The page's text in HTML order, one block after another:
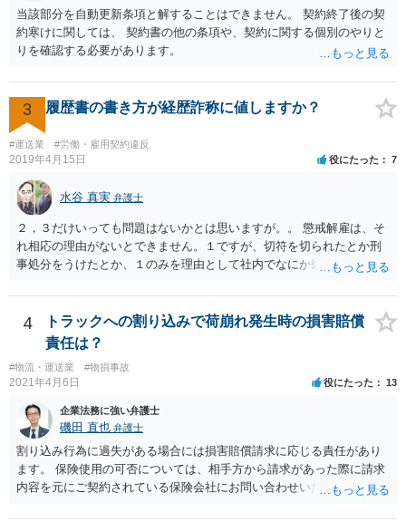
場合が多いです。もっとも，手続き終了後，新たに事業を行うことは
できます。 ・個人再生・破産ともに，裁判所で手続きを進める際に官
報に掲載されます。そのため，第三者に知られる可能性はゼロではあ
りませんが，官報をチェックしている人はほとんどいないと思われる
ため，知られる可能性は低いと思います。なお，戸籍などに載るので
はないかと心配される方がおられますが，そのようなことはありませ
ん。 ＜個人再生のデメリット＞ ・借金が減額されるとはいえ，３年～
５年間は返済を継続する必要がある。 ・所有している財産の価値が大
きい場合，借金が減らない場合がある。 ＜自己破産のデメリット＞ ・
ている財産（２０万円以上の価値があるもの）は，原則として保持で
きない。 【③の回答】 ３０万円～６０万円程度かと思います。 弁護
士費用は分割で支払うことができる場合も多いので，弁護士と相談し
て支払いのスケジュールを決めます。 なお，ご依頼後は借金を返済す
る必要はなくなるため，借金の返済に充てていた分を弁護士費用に充
身で進めることは相当難しく，リスクも伴います。 滞納が続くと訴訟
を起こされることもあり得るため，お早めに弁護士にご依頼されるこ
とをお勧めします。
当該部分を自動更新条項と解することはできません。 契約終了後の契
約寒けに関しては、 契約書の他の条項や、契約に関する個別のやりと
りを確認する必要があります。
3 履歴書の書き方が経歴詐称に値しますか？
#運送業 #労働・雇用契約違反
2019年4月15日 役にたった 7
水谷 真実 弁護士
２，３だけいっても問題はないかとは思いますが。。 懲戒解雇は、そ
れ相応の理由がないとできません。１ですが、切符を切られたとか刑
事処分をうけたとか、１のみを理由として社内でなにか処分をうけた
できず、すみません。。）。
4
トラックへの割り込みで荷崩れ発生時の損害賠償
責任は？
#物流・運送業 #物損事故
2021年4月6日 役にたった 13
企業法務に強い弁護士
磯田 直也 弁護士
割り込み行為に過失がある場合には損害賠償請求に応じる責任があり
ます。 保険使用の可否については、相手方から請求があった際に請求
内容を元にご契約されている保険会社にお問い合わせいただく必要が